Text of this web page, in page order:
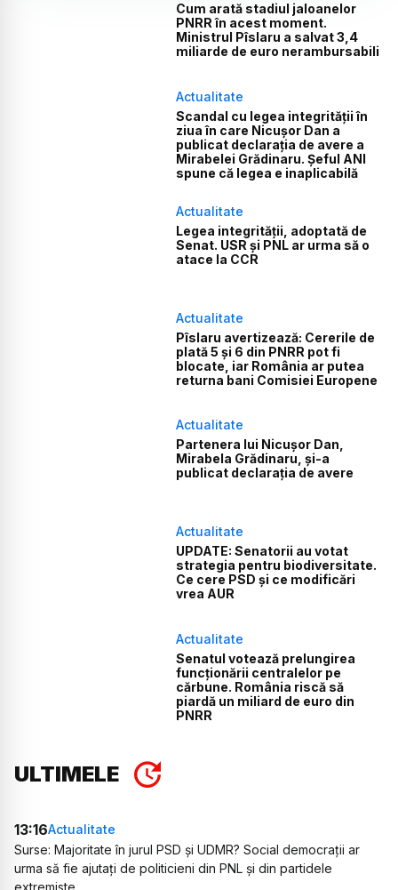
Cum arată stadiul jaloanelor
PNRR în acest moment.
Ministrul Pîslaru a salvat 3,4
miliarde de euro nerambursabili
Actualitate
Scandal cu legea integrității în
ziua în care Nicușor Dan a
publicat declarația de avere a
Mirabelei Grădinaru. Șeful ANI
spune că legea e inaplicabilă
Actualitate
Legea integrității, adoptată de
Senat. USR și PNL ar urma să o
atace la CCR
Actualitate
Pîslaru avertizează: Cererile de
plată 5 și 6 din PNRR pot fi
blocate, iar România ar putea
returna bani Comisiei Europene
Actualitate
Partenera lui Nicușor Dan,
Mirabela Grădinaru, și-a
publicat declarația de avere
Actualitate
UPDATE: Senatorii au votat
strategia pentru biodiversitate.
Ce cere PSD și ce modificări
vrea AUR
Actualitate
Senatul votează prelungirea
funcționării centralelor pe
cărbune. România riscă să
piardă un miliard de euro din
PNRR
ULTIMELE
13:16Actualitate
Surse: Majoritate în jurul PSD și UDMR? Social democrații ar
urma să fie ajutați de politicieni din PNL și din partidele
extremiste